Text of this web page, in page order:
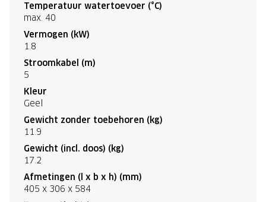
Temperatuur watertoevoer (°C)
max. 40
Vermogen (kW)
1.8
Stroomkabel (m)
5
Kleur
Geel
Gewicht zonder toebehoren (kg)
11.9
Gewicht (incl. doos) (kg)
17.2
Afmetingen (l x b x h) (mm)
405 x 306 x 584